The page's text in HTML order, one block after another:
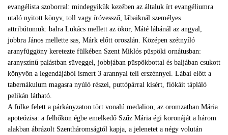
evangélista szoborral: mindegyikük kezében az általuk írt evangéliumra
utaló nyitott könyv, toll vagy íróvessző, lábaiknál személyes
attribútumuk: balra Lukács mellett az ökör, Máté lábánál az angyal,
jobbra János mellette sas, Márk előtt oroszlán. Középen szétnyíló
aranyfüggöny keretezte fülkében Szent Miklós püspöki ornátusban:
aranyszínű palástban süveggel, jobbjában püspökbottal és baljában csukott
könyvön a legendájából ismert 3 arannyal teli erszénnyel. Lábai előtt a
tabernákulum magasra nyúló részei, puttópárral kísért, fiókáit tápláló
pelikán látható.
A fülke felett a párkányzaton tört vonalú medalion, az oromzatban Mária
apoteózisa: a felhőkön égbe emelkedő Szűz Mária égi koronáját a három
alakban ábrázolt Szentháromságtól kapja, a jelenetet a négy volután